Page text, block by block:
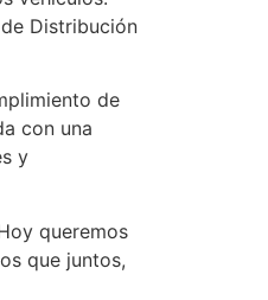
Distribución
de
con una
y
queremos
que juntos,